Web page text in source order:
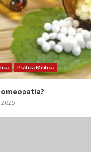
Prática Médica
2025